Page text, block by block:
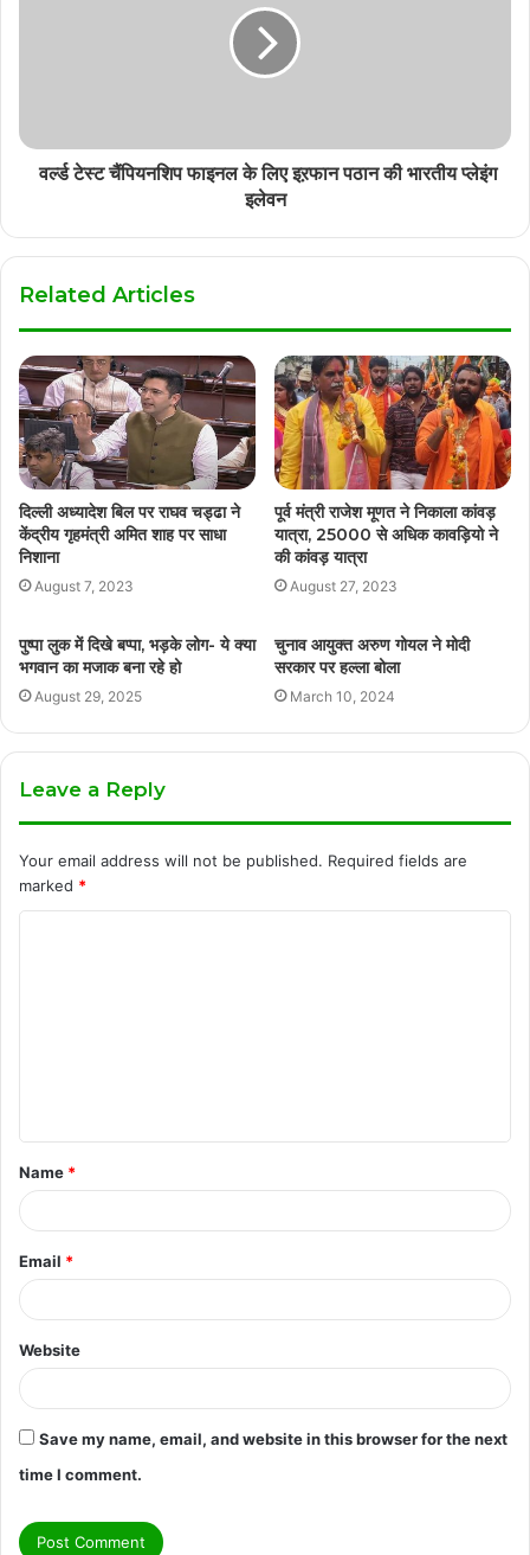
वर्ल्ड टेस्ट चैंपियनशिप फाइनल के लिए इऱफान पठान की भारतीय प्लेइंग
इलेवन
Related Articles
दिल्ली अध्यादेश बिल पर राघव चड्ढा ने
केंद्रीय गृहमंत्री अमित शाह पर साधा
निशाना
August 7, 2023
पूर्व मंत्री राजेश मूणत ने निकाला कांवड़
यात्रा, 25000 से अधिक कावड़ियो ने
की कांवड़ यात्रा
August 27, 2023
पुष्पा लुक में दिखे बप्पा, भड़के लोग- ये क्या
भगवान का मजाक बना रहे हो
August 29, 2025
चुनाव आयुक्त अरुण गोयल ने मोदी
सरकार पर हल्ला बोला
March 10, 2024
Leave a Reply
Your email address will not be published. Required fields are
marked *
t
*
Name *
Email *
Website
Save my name, email, and website in this browser for the next
time I comment.